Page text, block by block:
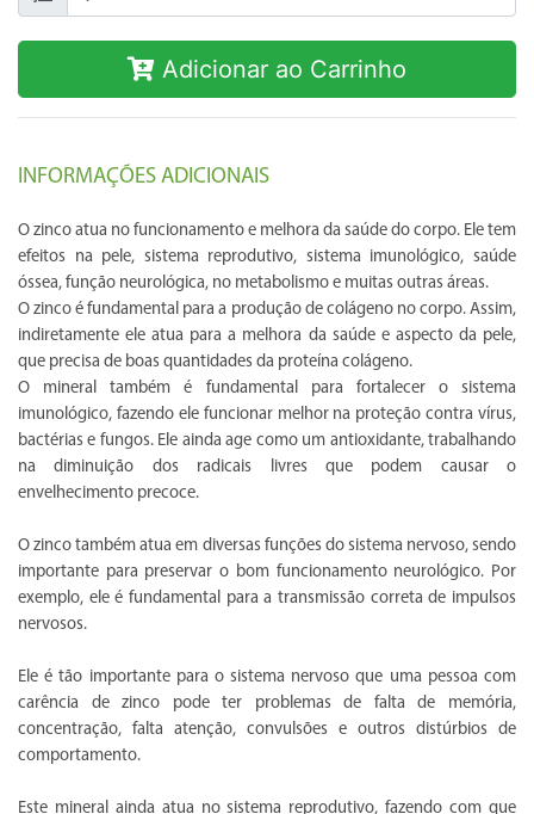
Adicionar ao Carrinho
INFORMAÇÕES ADICIONAIS
O zinco atua no funcionamento e melhora da saúde do corpo. Ele tem
efeitos na pele, sistema reprodutivo, sistema imunológico, saúde
óssea, função neurológica, no metabolismo e muitas outras áreas.
O zinco é fundamental para a produção de colágeno no corpo. Assim,
indiretamente ele atua para a melhora da saúde e aspecto da pele,
que precisa de boas quantidades da proteína colágeno.
O mineral também é fundamental para fortalecer o sistema
imunológico, fazendo ele funcionar melhor na proteção contra vírus,
bactérias e fungos. Ele ainda age como um antioxidante, trabalhando
na diminuição dos radicais livres que podem causar o
envelhecimento precoce.
O zinco também atua em diversas funções do sistema nervoso, sendo
importante para preservar o bom funcionamento neurológico. Por
exemplo, ele é fundamental para a transmissão correta de impulsos
nervosos.
Ele é tão importante para o sistema nervoso que uma pessoa com
carência de zinco pode ter problemas de falta de memória,
concentração, falta atenção, convulsões e outros distúrbios de
comportamento.
Este mineral ainda atua no sistema reprodutivo, fazendo com que